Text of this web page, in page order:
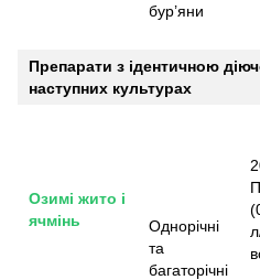
бур’яни
Препарати з ідентичною
наступних культурах
Озимі жито і
ячмінь
Однорічні
та
багаторічні